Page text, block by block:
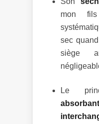
mon fils
sec
siège
Le